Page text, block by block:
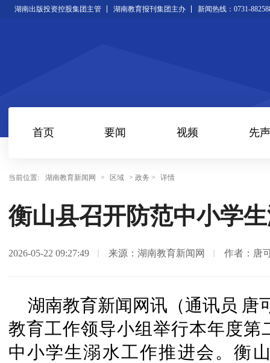
湖南出版投资控股集团主管 湖南教育报刊集团主办 新闻热线：0731-
首页 要闻 视频 先声
当前位置: 湖南教育新闻网 > 区域 > 政务 > 详情
衡山县召开防范中小学
2026-05-22 09:27:49 来源：湖南教育新闻网 作者：唐
湖南教育新闻网讯（通讯员 唐
教育工作领导小组举行本年度
中小学生溺水工作推进会。衡